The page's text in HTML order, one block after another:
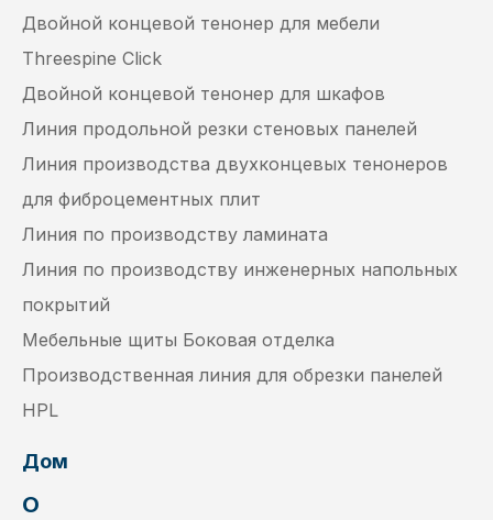
Двойной концевой тенонер для мебели
Threespine Click
Двойной концевой тенонер для шкафов
Линия продольной резки стеновых панелей
Линия производства двухконцевых тенонеров
для фиброцементных плит
Линия по производству ламината
Линия по производству инженерных напольных
покрытий
Мебельные щиты Боковая отделка
Производственная линия для обрезки панелей
HPL
Дом
О